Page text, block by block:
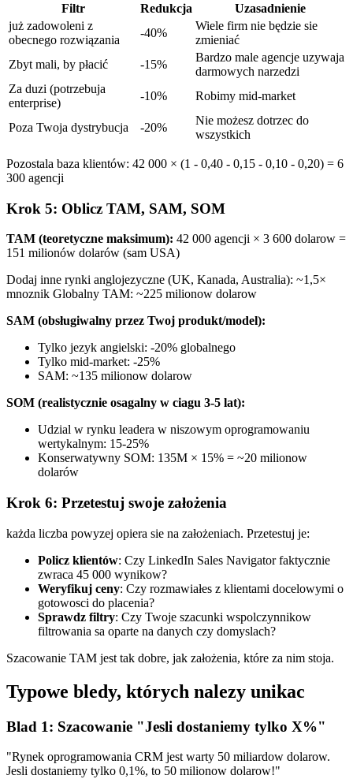
Filtr Redukcja
Uzasadnienie
już zadowoleni z
obecnego rozwiązania
-40%
Wiele firm nie będzie sie
zmieniać
Zbyt mali, by płacić
-15%
Bardzo male agencje uzywaja
darmowych narzedzi
Za duzi (potrzebuja
enterprise)
-10% Robimy mid-market
Poza Twoja dystrybucja -20%
Nie możesz dotrzec do
wszystkich
Pozostala baza klientów: 42 000 × (1 - 0,40 - 0,15 - 0,10 - 0,20) = 6
300 agencji
Krok 5: Oblicz TAM, SAM, SOM
TAM (teoretyczne maksimum): 42 000 agencji × 3 600 dolarow =
151 milionów dolarów (sam USA)
Dodaj inne rynki anglojezyczne (UK, Kanada, Australia): ~1,5×
mnoznik Globalny TAM: ~225 milionow dolarow
SAM (obsługiwalny przez Twoj produkt/model):
Tylko jezyk angielski: -20% globalnego
Tylko mid-market: -25%
SAM: ~135 milionow dolarow
SOM (realistycznie osagalny w ciagu 3-5 lat):
Udzial w rynku leadera w niszowym oprogramowaniu
wertykalnym: 15-25%
Konserwatywny SOM: 135M × 15% = ~20 milionow
dolarów
Krok 6: Przetestuj swoje założenia
każda liczba powyzej opiera sie na założeniach. Przetestuj je:
Policz klientów: Czy LinkedIn Sales Navigator faktycznie
zwraca 45 000 wynikow?
Weryfikuj ceny: Czy rozmawiałes z klientami docelowymi o
gotowosci do placenia?
Sprawdz filtry: Czy Twoje szacunki wspolczynnikow
filtrowania sa oparte na danych czy domyslach?
Szacowanie TAM jest tak dobre, jak założenia, które za nim stoja.
Typowe bledy, których nalezy unikac
Blad 1: Szacowanie "Jesli dostaniemy tylko X%"
"Rynek oprogramowania CRM jest warty 50 miliardow dolarow.
Jesli dostaniemy tylko 0,1%, to 50 milionow dolarow!"